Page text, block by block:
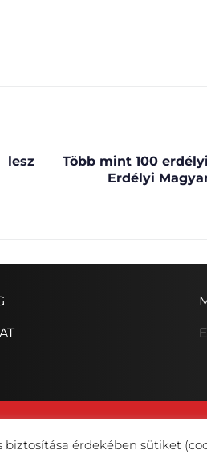
lesz
Több mint 100
Erdélyi
érdekében sütiket